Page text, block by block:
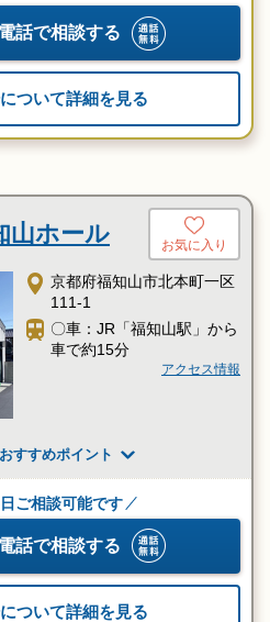
話で相談する
ついて詳細を見る
山ホール お気に入り
京都府福知山市北本町一区
111-1
〇車：JR「福知山駅」から
車で約15分
アクセス情報
すすめポイント
ご相談可能です
話で相談する
ついて詳細を見る